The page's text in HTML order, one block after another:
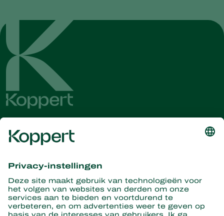
Ontvang het laatste nieuws en
informatie
Hier aanmelden
Partners with Nature